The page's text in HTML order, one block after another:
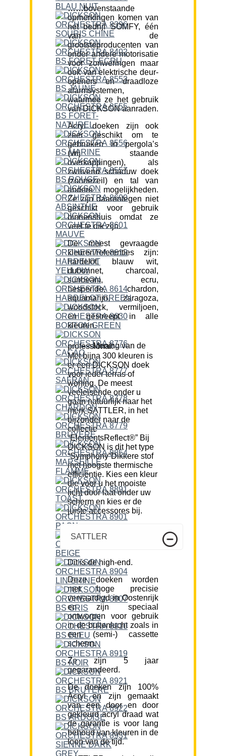
……bovenstaande
opmerkingen komen van
het bedrijf SOMFY, één
van de
grootsteproducenten van
onder andere motorisatie
voor zonweringen maar
ook van elektrische deur-
openers en draadloze
alarmsystemen,
waarmee ze het gebruik
van DICKSON aanraden.
Acryl doeken zijn ook
zeer geschikt om te
gebruiken in pergola’s
(vrij staande
overkappingen), als
zwevend schaduw doek
(zonnezeil) en tal van
andere mogelijkheden.
Ze zijn daarentegen niet
geschikt voor gebruik
binnenshuis omdat ze
veel te dik zijn.
De meest gevraagde
kleuren/referenties zijn:
hardelot, blauw wit,
dubonnet, charcoal,
sunbeam, ecru,
hesperide, chardon,
aquamarijn, zaragoza,
woodstock, vermiljoen,
en gestreept in alle
kleuren.
Mening van de professional:
Met bijna 300 kleuren is
er een DICKSON doek
voor ieder terras of
woning. De meest
veeleisende onder u
gaan natuurlijk naar het
merk SATTLER, in het
bijzonder naar de
collectie
“ElementsReflect®” Bij
DICKSON is dit het type
“Symphony”Dikkere stof
met hoogste thermische
efficiëntie. Kies een kleur
die voor u het mooiste
licht door laat onder uw
scherm en kies er de
juiste accessores bij.
SATTLER
Dit is de high-end.
Deze doeken worden
met hoge precisie
vervaardigd in Oostenrijk
en zijn speciaal
ontworpen voor gebruik
in de buitenlucht zoals in
een (semi-) cassette
scherm.
Ze zijn 5 jaar
gegarandeerd.
De doeken zijn 100%
Acryl en zijn gemaakt
van een door en door
gekleurd acryl draad wat
de garantie is voor lang
behoud van kleuren in de
loop van de tijd.